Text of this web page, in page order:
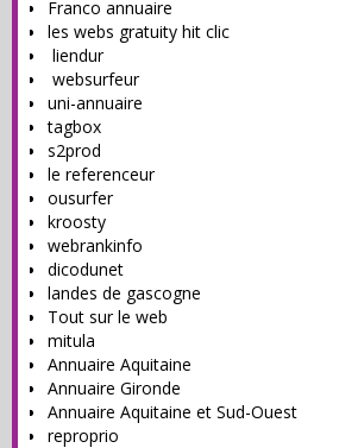
Franco annuaire
les webs gratuity hit clic
liendur
websurfeur
uni-annuaire
tagbox
s2prod
le referenceur
ousurfer
kroosty
webrankinfo
dicodunet
landes de gascogne
Tout sur le web
mitula
Annuaire Aquitaine
Annuaire Gironde
Annuaire Aquitaine et Sud-Ouest
reproprio